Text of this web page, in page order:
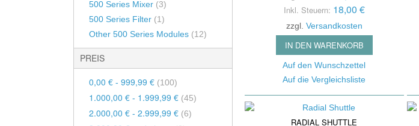
Other 500 Series Modules
Kanalzüge / Channelstrips
Racksysteme
SSL Xlogic Xrack
80 Series Rack
Tube Tech Rack
Verstärker / Endstufen
Blender
Hyperniere / Hyper-Cardiod
Umschaltbar / Multi-Pattern
Grenzflächen Mikrofone
Mikrofon-Sets
500 Series Mixer (3)
500 Series Filter (1)
Other 500 Series Modules (12)
PREIS
0,00 € - 999,99 € (100)
1.000,00 € - 1.999,99 € (45)
2.000,00 € - 2.999,99 € (6)
Inkl. Steuern: 18,00 €
zzgl. Versandkosten
IN DEN WARENKORB
Auf den Wunschzettel
Auf die Vergleichsliste
RADIAL SHUTTLE